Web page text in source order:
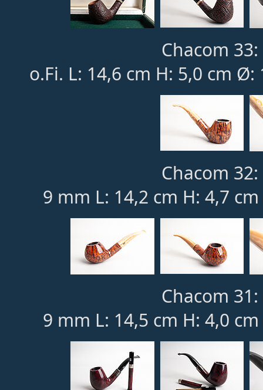
Chacom
o.Fi. L: 14,6 cm H: 5,0 cm
Chacom
9 mm L: 14,2 cm H: 4,7
Chacom
9 mm L: 14,5 cm H: 4,0